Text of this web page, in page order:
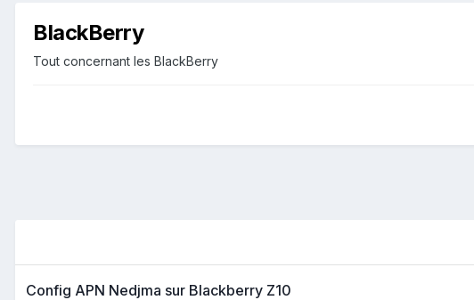
BlackBerry
Tout concernant les BlackBerry
Config APN Nedjma sur Blackberry Z10